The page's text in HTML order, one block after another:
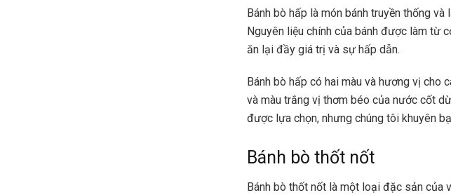
Bánh bò hấp là món bánh truyền thống
Nguyên liệu chính của bánh được làm từ
ăn lại đầy giá trị và sự hấp dẫn.
Bánh bò hấp có hai màu và hương vị cho
và màu trắng vị thơm béo của nước cốt
được lựa chọn, nhưng chúng tôi khuyên
Bánh bò thốt nốt
Bánh bò thốt nốt là một loại đặc sản của